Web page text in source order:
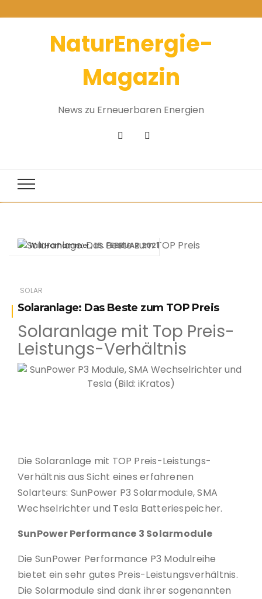
NaturEnergie-
Magazin
News zu Erneuerbaren Energien
SOLAR
Solaranlage: Das Beste zum TOP Preis
Willi Harhammer 15. FEBRUAR 2021
Solaranlage mit Top Preis-
Leistungs-Verhältnis
Die Solaranlage mit TOP Preis-Leistungs-
Verhältnis aus Sicht eines erfahrenen
Solarteurs: SunPower P3 Solarmodule, SMA
Wechselrichter und Tesla Batteriespeicher.
SunPower Performance 3 Solarmodule
Die SunPower Performance P3 Modulreihe
bietet ein sehr gutes Preis-Leistungsverhältnis.
Die Solarmodule sind dank ihrer sogenannten